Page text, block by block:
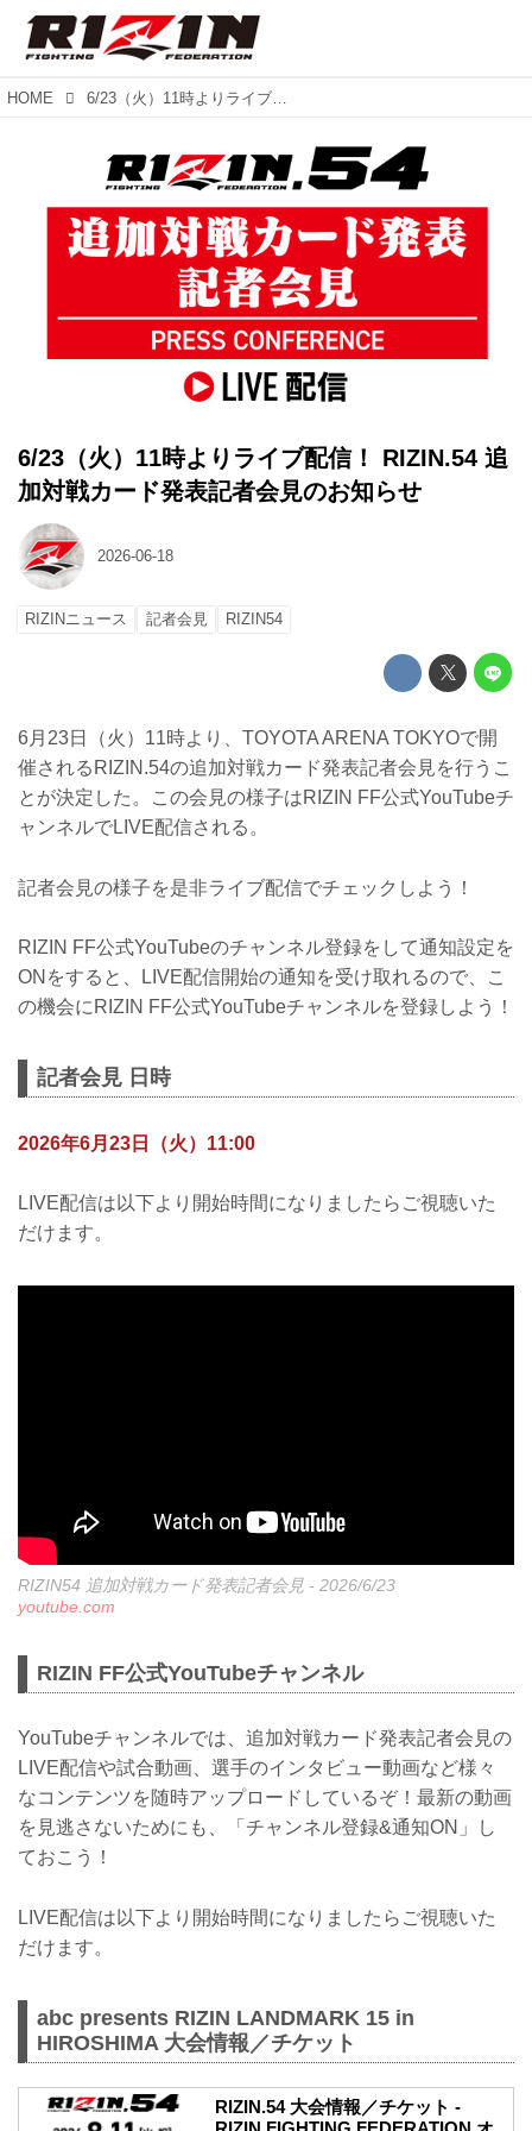
HOME 6/23（火）11時よりライブ配信！ RIZIN.54 追加対戦カード発表記者会見のお知らせ
6/23（火）11時よりライブ配信！ RIZIN.54 追
加対戦カード発表記者会見のお知らせ
2026-06-18
RIZINニュース 記者会見 RIZIN54
6月23日（火）11時より、TOYOTA ARENA TOKYOで開
催されるRIZIN.54の追加対戦カード発表記者会見を行うこ
とが決定した。この会見の様子はRIZIN FF公式YouTubeチ
ャンネルでLIVE配信される。
記者会見の様子を是非ライブ配信でチェックしよう！
RIZIN FF公式YouTubeのチャンネル登録をして通知設定を
ONをすると、LIVE配信開始の通知を受け取れるので、こ
の機会にRIZIN FF公式YouTubeチャンネルを登録しよう！
記者会見 日時
2026年6月23日（火）11:00
LIVE配信は以下より開始時間になりましたらご視聴いた
だけます。
RIZIN54 追加対戦カード発表記者会見 - 2026/6/23
youtube.com
RIZIN FF公式YouTubeチャンネル
YouTubeチャンネルでは、追加対戦カード発表記者会見の
LIVE配信や試合動画、選手のインタビュー動画など様々
なコンテンツを随時アップロードしているぞ！最新の動画
を見逃さないためにも、「チャンネル登録&通知ON」し
ておこう！
LIVE配信は以下より開始時間になりましたらご視聴いた
だけます。
abc presents RIZIN LANDMARK 15 in
HIROSHIMA 大会情報／チケット
RIZIN.54 大会情報／チケット -